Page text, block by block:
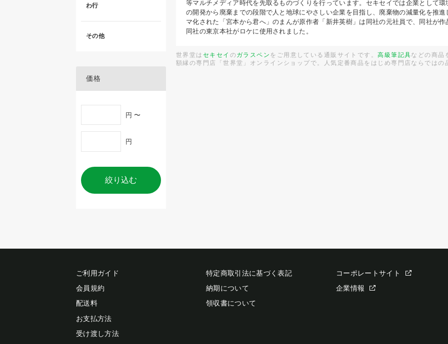
等マルチメディア時代を先取るものづくりを行っています。セキセイでは企業として
の開発から廃棄までの段階で人と地球にやさしい企業を目指し、廃棄物の減量化を推
マ化された「宮本から君へ」のまんが原作者「新井英樹」は同社の元社員で、同社が
同社の東京本社がロケに使用されました。
世界堂は セキセイ のガラスペン をご用意している通販サイトです。高級筆記具などの商品
額縁の専門店「世界堂」オンラインショップで。人気定番商品をはじめ専門店ならではの
わ行
その他
価格
円 〜
円
絞り込む
ご利用ガイド
会員規約
配送料
お支払方法
受け渡し方法
特定商取引法に基づく表記
納期について
領収書について
コーポレートサイト
企業情報